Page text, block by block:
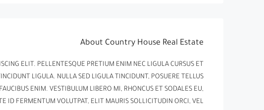
About Country House Real Estate
ELIT. PELLENTESQUE PRETIUM ENIM NEC LIGULA CURSUS ET
LIGULA. NULLA SED LIGULA TINCIDUNT, POSUERE TELLUS
ENIM. VESTIBULUM LIBERO MI, RHONCUS ET SODALES EU,
ID FERMENTUM VOLUTPAT, ELIT MAURIS SOLLICITUDIN ORCI, VEL